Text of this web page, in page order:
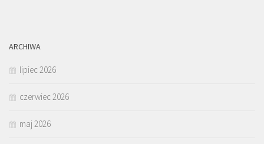
ARCHIWA
lipiec 2026
czerwiec 2026
maj 2026